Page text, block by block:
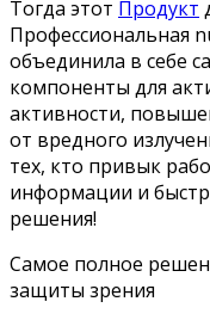
Тогда этот Продукт
Профессиональная
объединила в себе
компоненты для
активности,
от вредного
тех, кто привык
информации и
решения!
Самое полное
защиты зрения